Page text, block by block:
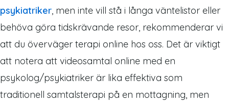
psykiatriker, men inte vill stå i långa väntelistor eller
behöva göra tidskrävande resor, rekommenderar vi
att du överväger terapi online hos oss. Det är viktigt
att notera att videosamtal online med en
psykolog/psykiatriker är lika effektiva som
traditionell samtalsterapi på en mottagning, men